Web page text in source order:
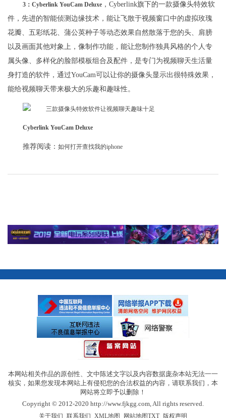
3：Cyberlink YouCam Deluxe ，Cyberlink旗下的一款摄像头特效软
件，先进的智能侦测边缘技术，能让飞散于视频窗口中的虚拟玫瑰
花瓣、五彩纸花、蒲公英种子等动态效果自然散落于您的头、肩膀
以及画面其他对象上，像制作功能，能让您制作独具风格的个人专
属头像、多样化的脸部模板组合及配件，是专门为视频聊天生活量
身打造的软件，通过YouCam可以让你的摄像头显示出很特殊效果，
能给视频聊天带来极大的乐趣和趣味性。
Cyberlink YouCam Deluxe
推荐阅读： 如何打开查找我的iphone
本网站相关作品的原创性、文中陈述文字以及内容数据庞杂本站无法一一
核实，如果您发现本网站上有侵犯您的合法权益的内容，请联系我们，本
网站将立即予以删除！
Copyright © 2012-2020 http://www.fjkgg.com, All rights reserved.
关于我们 联系我们 XML地图 网站地图TXT| 版权声明